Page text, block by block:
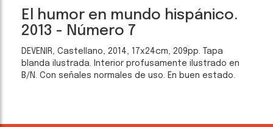
El humor en mundo hispánico.
2013 - Número 7
DEVENIR, Castellano, 2014, 17x24cm, 209pp. Tapa
blanda ilustrada. Interior profusamente ilustrado en
B/N. Con señales normales de uso. En buen estado.